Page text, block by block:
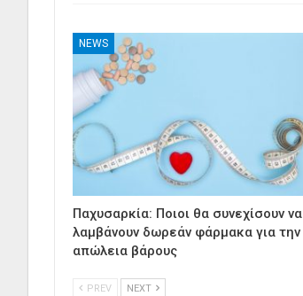
NEWS
Παχυσαρκία: Ποιοι θα συνεχίσουν να
λαμβάνουν δωρεάν φάρμακα για την
απώλεια βάρους
PREV NEXT